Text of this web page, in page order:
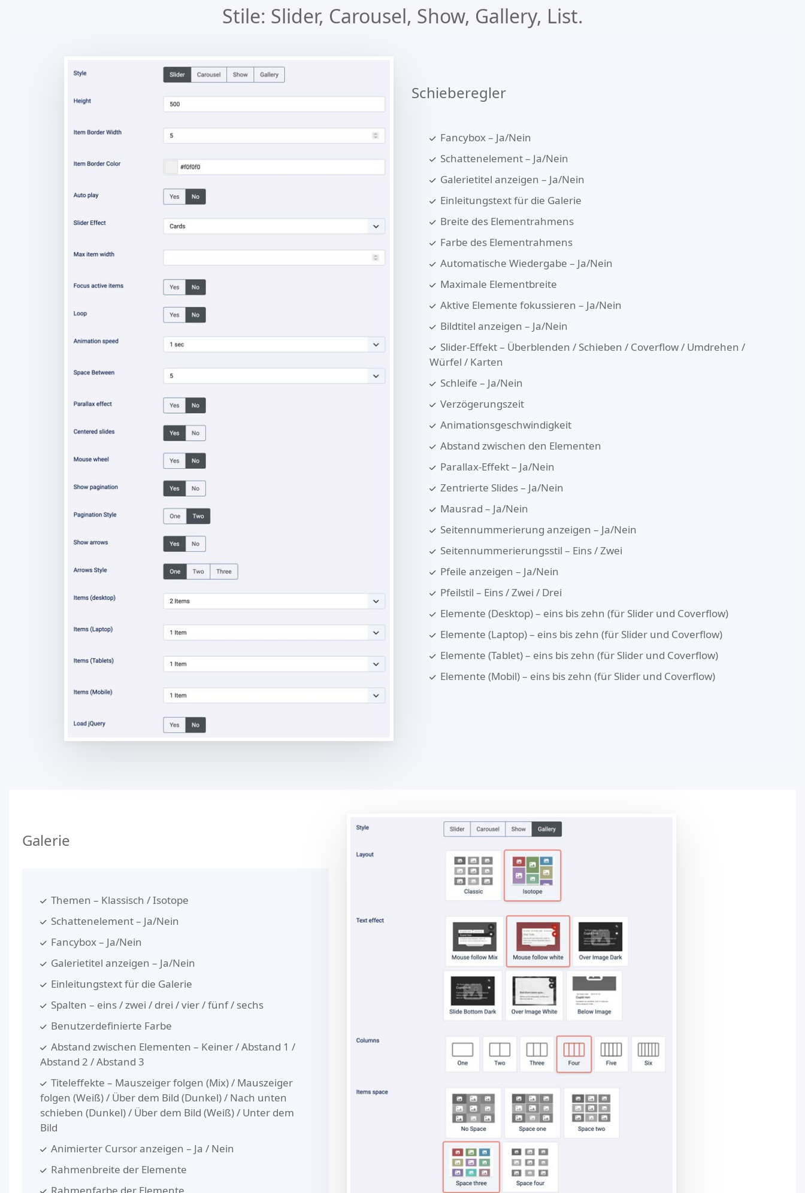
Stile: Slider, Carousel, Show, Gallery, List.
Schieberegler
Fancybox – Ja/Nein
Schattenelement – ​​Ja/Nein
Galerietitel anzeigen – Ja/Nein
Einleitungstext für die Galerie
Breite des Elementrahmens
Farbe des Elementrahmens
Automatische Wiedergabe – Ja/Nein
Maximale Elementbreite
Aktive Elemente fokussieren – Ja/Nein
Bildtitel anzeigen – Ja/Nein
Slider-Effekt – Überblenden / Schieben / Coverflow / Umdrehen /
Würfel / Karten
Schleife – Ja/Nein
Verzögerungszeit
Animationsgeschwindigkeit
Abstand zwischen den Elementen
Parallax-Effekt – Ja/Nein
Zentrierte Slides – Ja/Nein
Mausrad – Ja/Nein
Seitennummerierung anzeigen – Ja/Nein
Seitennummerierungsstil – Eins / Zwei
Pfeile anzeigen – Ja/Nein
Pfeilstil – Eins / Zwei / Drei
Elemente (Desktop) – eins bis zehn (für Slider und Coverflow)
Elemente (Laptop) – eins bis zehn (für Slider und Coverflow)
Elemente (Tablet) – eins bis zehn (für Slider und Coverflow)
Elemente (Mobil) – eins bis zehn (für Slider und Coverflow)
Galerie
Themen – Klassisch / Isotope
Schattenelement – ​​Ja/Nein
Fancybox – Ja/Nein
Galerietitel anzeigen – Ja/Nein
Einleitungstext für die Galerie
Spalten – eins / zwei / drei / vier / fünf / sechs
Benutzerdefinierte Farbe
Abstand zwischen Elementen – Keiner / Abstand 1 /
Abstand 2 / Abstand 3
Titeleffekte – Mauszeiger folgen (Mix) / Mauszeiger
folgen (Weiß) / Über dem Bild (Dunkel) / Nach unten
schieben (Dunkel) / Über dem Bild (Weiß) / Unter dem
Bild
Animierter Cursor anzeigen – Ja / Nein
Rahmenbreite der Elemente
Rahmenfarbe der Elemente